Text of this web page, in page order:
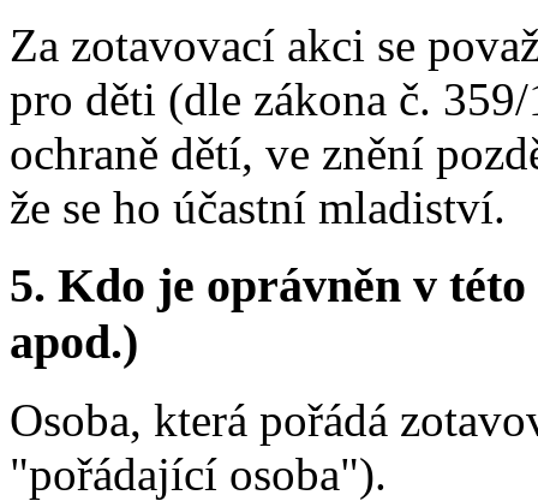
Za zotavovací akci se
pro děti (dle zákona č.
ochraně dětí, ve znění
že se ho účastní mladiství.
5. Kdo je oprávněn v
apod.)
Osoba, která pořádá
"pořádající osoba").